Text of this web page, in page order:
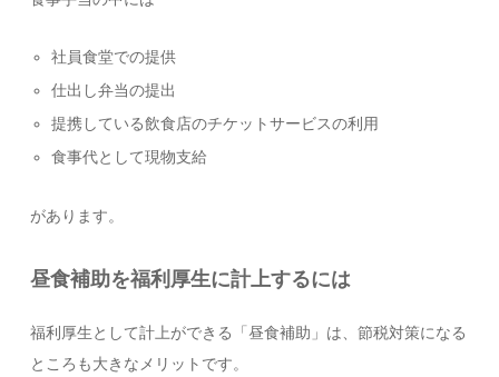
社員食堂での提供
仕出し弁当の提出
提携している飲食店のチケットサービスの利用
食事代として現物支給
があります。
昼食補助を福利厚生に計上するには
福利厚生として計上ができる「昼食補助」は、節税対策になる
ところも大きなメリットです。